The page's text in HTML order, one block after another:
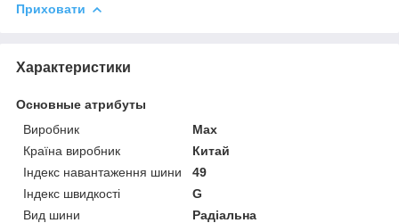
Приховати
Характеристики
Основные атрибуты
Виробник
Max
Країна виробник
Китай
Індекс навантаження шини
49
Індекс швидкості
G
Вид шини
Радіальна